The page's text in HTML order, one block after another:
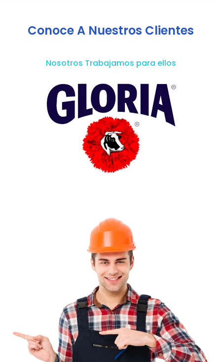
Conoce A Nuestros Clientes
Nosotros Trabajamos para ellos